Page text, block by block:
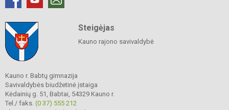
Steigėjas
Kauno rajono savivaldybė
Kauno r. Babtų gimnazija
Savivaldybės biudžetinė įstaiga
Kėdainių g. 51, Babtai, 54329 Kauno r.
Tel./ faks. (0 37) 555 212